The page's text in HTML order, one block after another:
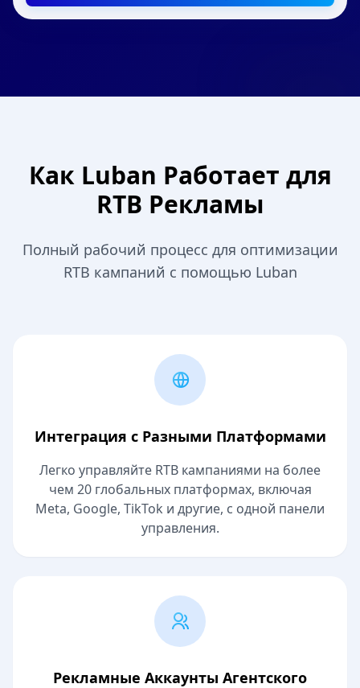
Как Luban Работает для
RTB Рекламы
Полный рабочий процесс для оптимизации
RTB кампаний с помощью Luban
Интеграция с Разными Платформами
Легко управляйте RTB кампаниями на более
чем 20 глобальных платформах, включая
Meta, Google, TikTok и другие, с одной панели
управления.
Рекламные Аккаунты Агентского